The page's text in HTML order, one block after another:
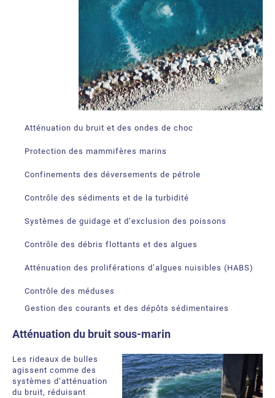
Atténuation du bruit et des ondes de choc
Protection des mammifères marins
Confinements des déversements de pétrole
Contrôle des sédiments et de la turbidité
Systèmes de guidage et d’exclusion des poissons
Contrôle des débris flottants et des algues
Atténuation des proliférations d’algues nuisibles (HABS)
Contrôle des méduses
Gestion des courants et des dépôts sédimentaires
Atténuation du bruit sous-marin
Les rideaux de bulles
agissent comme des
systèmes d’atténuation
du bruit, réduisant